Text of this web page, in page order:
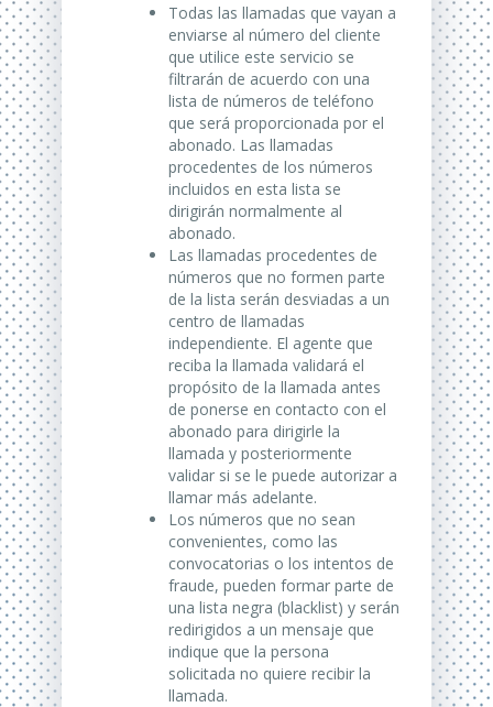
Todas las llamadas que vayan a
enviarse al número del cliente
que utilice este servicio se
filtrarán de acuerdo con una
lista de números de teléfono
que será proporcionada por el
abonado. Las llamadas
procedentes de los números
incluidos en esta lista se
dirigirán normalmente al
abonado.
Las llamadas procedentes de
números que no formen parte
de la lista serán desviadas a un
centro de llamadas
independiente. El agente que
reciba la llamada validará el
propósito de la llamada antes
de ponerse en contacto con el
abonado para dirigirle la
llamada y posteriormente
validar si se le puede autorizar a
llamar más adelante.
Los números que no sean
convenientes, como las
convocatorias o los intentos de
fraude, pueden formar parte de
una lista negra (blacklist) y serán
redirigidos a un mensaje que
indique que la persona
solicitada no quiere recibir la
llamada.